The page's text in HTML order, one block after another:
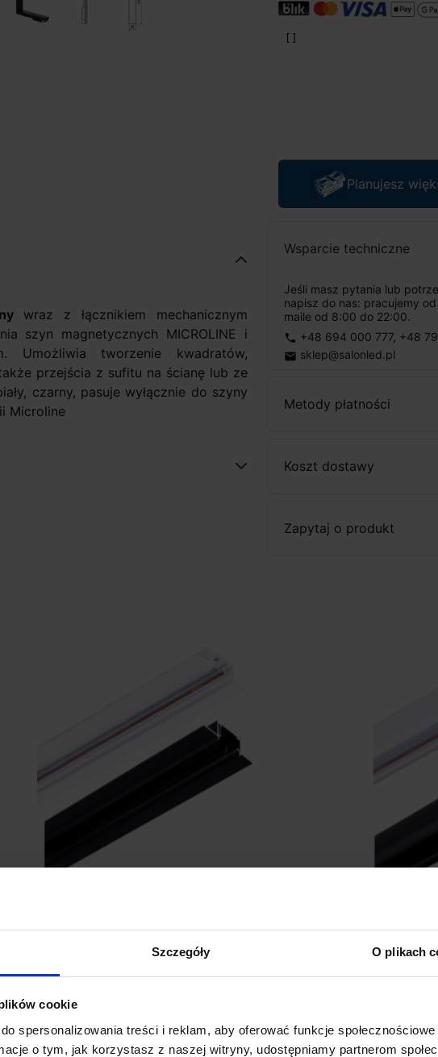
Szczegóły O plikach
cookie
spersonalizowania treści i reklam, aby oferować funkcje
o tym, jak korzystasz z naszej witryny, udostępniamy partnerom
Planujesz
Wsparcie techniczne
Jeśli masz pytania lub
napisz do nas: pracujemy
maile od 8:00 do 22:00.
phone +48 694 000 777, +48
email sklep@salonled.pl
Metody płatności
Koszt dostawy
Zapytaj o produkt
wraz z łącznikiem mechanicznym
szyn magnetycznych MICROLINE i
Umożliwia tworzenie kwadratów,
przejścia z sufitu na ścianę lub ze
czarny, pasuje wyłącznie do szyny
Microline
159,90 zł
LOONARI
184,50 zł